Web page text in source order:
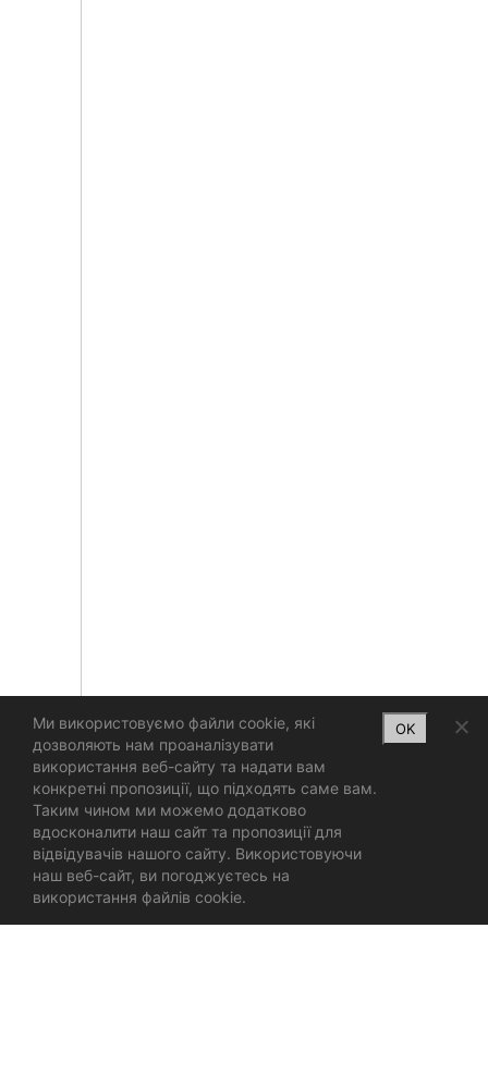
Ми використовуємо файли cookie, які
дозволяють нам проаналізувати
використання веб-сайту та надати вам
конкретні пропозиції, що підходять саме вам.
Таким чином ми можемо додатково
вдосконалити наш сайт та пропозиції для
відвідувачів нашого сайту. Використовуючи
наш веб-сайт, ви погоджуєтесь на
використання файлів cookie.
OK